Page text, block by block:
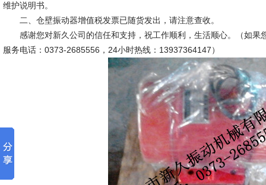
维护说明书。
二、仓壁振动器增值税发票已随货发出，请注意查收。
感谢您对新久公司的信任和支持，祝工作顺利，生活顺心。（如果
服务电话：0373-2685556，24小时热线：13937364147）